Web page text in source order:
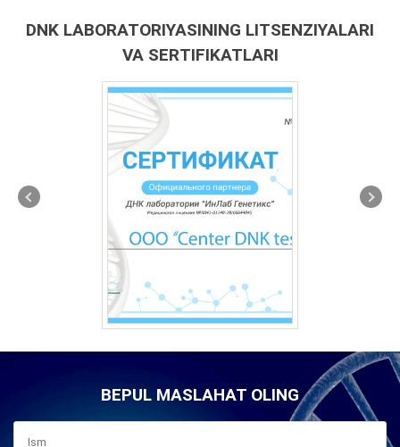
DNK LABORATORIYASINING LITSENZIYALARI
VA SERTIFIKATLARI
BEPUL MASLAHAT OLING